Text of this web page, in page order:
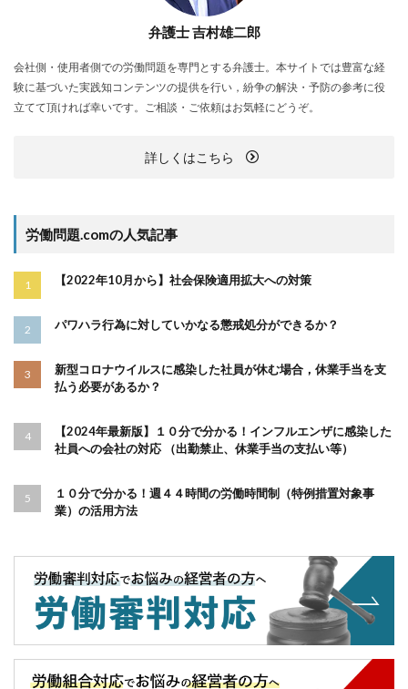
弁護士 吉村雄二郎
会社側・使用者側での労働問題を専門とする弁護士。本サイトでは豊富な経
験に基づいた実践知コンテンツの提供を行い，紛争の解決・予防の参考に役
立てて頂ければ幸いです。ご相談・ご依頼はお気軽にどうぞ。
詳しくはこちら
労働問題.comの人気記事
【2022年10月から】社会保険適用拡大への対策
パワハラ行為に対していかなる懲戒処分ができるか？
新型コロナウイルスに感染した社員が休む場合，休業手当を支
払う必要があるか？
【2024年最新版】１０分で分かる！インフルエンザに感染した
社員への会社の対応 （出勤禁止、休業手当の支払い等）
１０分で分かる！週４４時間の労働時間制（特例措置対象事
業）の活用方法